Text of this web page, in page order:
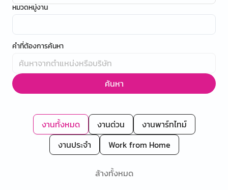
หมวดหมู่งาน
คำที่ต้องการค้นหา
ค้นหา
งานทั้งหมด งานด่วน
งานพาร์ทไทม์
งานประจำ
Work from Home
ล้างทั้งหมด